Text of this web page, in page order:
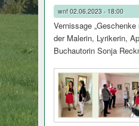
wnf02.06.2023 - 18:00
Vernissage
der Malerin, Lyrikerin,
Buchautorin Sonja